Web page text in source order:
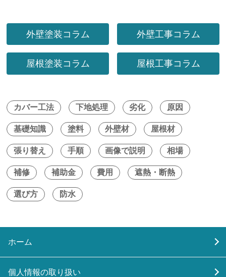
外壁塗装コラム 外壁工事コラム
屋根塗装コラム 屋根工事コラム
カバー工法 下地処理 劣化 原因
基礎知識 塗料 外壁材 屋根材
張り替え 手順 画像で説明 相場
補修 補助金 費用 遮熱・断熱
選び方 防水
ホーム
個人情報の取り扱い